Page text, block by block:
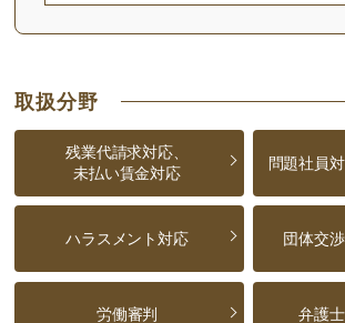
取扱分野
残業代請求対応、
未払い賃金対応
問題社員
ハラスメント対応 団体交
労働審判 弁護